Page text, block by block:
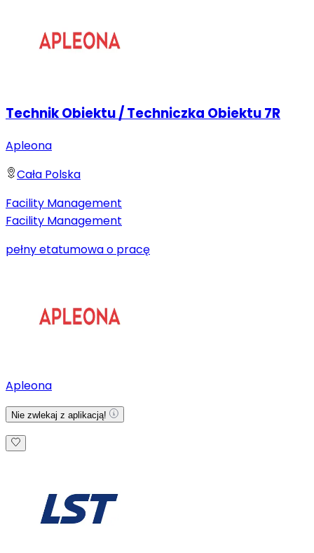
Technik Obiektu / Techniczka Obiektu 7R
Apleona
Cała Polska
Facility Management
Facility Management
pełny etatumowa o pracę
Apleona
Nie zwlekaj z aplikacją!